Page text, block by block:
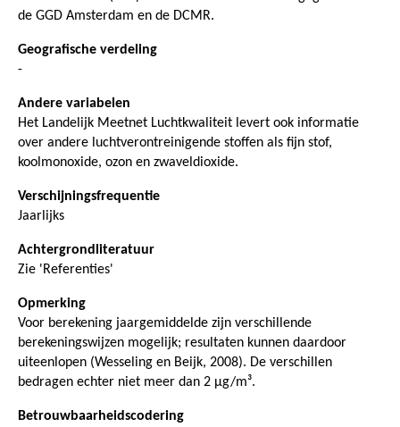
de GGD Amsterdam en de DCMR.
Geografische verdeling
-
Andere variabelen
Het Landelijk Meetnet Luchtkwaliteit levert ook informatie
over andere luchtverontreinigende stoffen als fijn stof,
koolmonoxide, ozon en zwaveldioxide.
Verschijningsfrequentie
Jaarlijks
Achtergrondliteratuur
Zie 'Referenties'
Opmerking
Voor berekening jaargemiddelde zijn verschillende
berekeningswijzen mogelijk; resultaten kunnen daardoor
uiteenlopen (Wesseling en Beijk, 2008). De verschillen
bedragen echter niet meer dan 2 µg/m³.
Betrouwbaarheidscodering